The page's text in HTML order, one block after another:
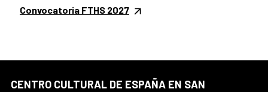
Convocatoria FTHS 2027
CENTRO CULTURAL DE ESPAÑA EN SAN